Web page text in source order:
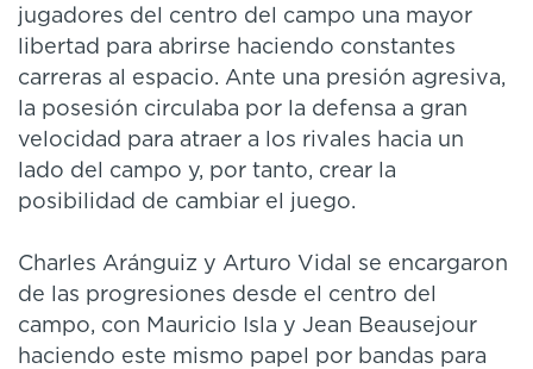
jugadores del centro del campo una mayor
libertad para abrirse haciendo constantes
carreras al espacio. Ante una presión agresiva,
la posesión circulaba por la defensa a gran
velocidad para atraer a los rivales hacia un
lado del campo y, por tanto, crear la
posibilidad de cambiar el juego.
Charles Aránguiz y Arturo Vidal se encargaron
de las progresiones desde el centro del
campo, con Mauricio Isla y Jean Beausejour
haciendo este mismo papel por bandas para